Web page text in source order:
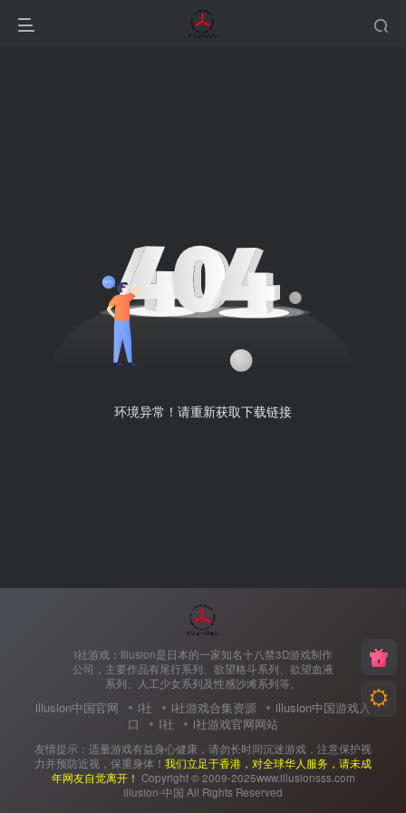
环境异常！请重新获取下载链接
i社游戏：Illusion是日本的一家知名十八禁3D游戏制作
公司，主要作品有尾行系列、欲望格斗系列、欲望血液
系列、人工少女系列及性感沙滩系列等。
illusion中国官网 i社 i社游戏合集资源
illusion中国游戏入
口
I社 i社游戏官网网站
友情提示：适量游戏有益身心健康，请勿长时间沉迷游戏，注意保护视
力并预防近视，保重身体！ 我们立足于香港，对全球华人服务，请未成
年网友自觉离开！ Copyright © 2009-2025www.illusionsss.com
illusion-中国 All Rights Reserved